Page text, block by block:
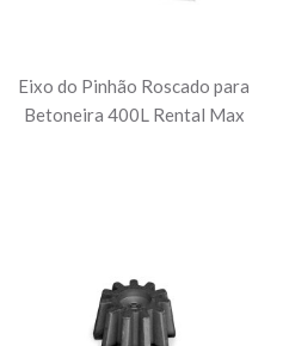
Eixo do Pinhão Roscado para
Betoneira 400L Rental Max